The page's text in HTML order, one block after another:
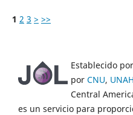
1 2 3 > >>
Establecido
por CNU, UNAH
Central
es un servicio para